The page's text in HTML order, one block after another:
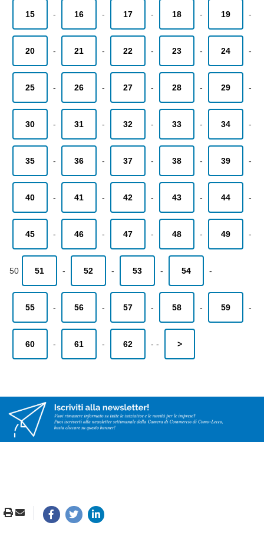
15 - 16 - 17 - 18 - 19 -
20 - 21 - 22 - 23 - 24 -
25 - 26 - 27 - 28 - 29 -
30 - 31 - 32 - 33 - 34 -
35 - 36 - 37 - 38 - 39 -
40 - 41 - 42 - 43 - 44 -
45 - 46 - 47 - 48 - 49 -
50 51 - 52 - 53 - 54 -
55 - 56 - 57 - 58 - 59 -
60 - 61 - 62 - - >